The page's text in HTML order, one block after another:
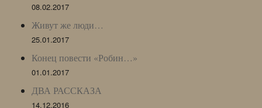
08.02.2017
Живут же люди…
25.01.2017
Конец повести «Робин…»
01.01.2017
ДВА РАССКАЗА
14.12.2016